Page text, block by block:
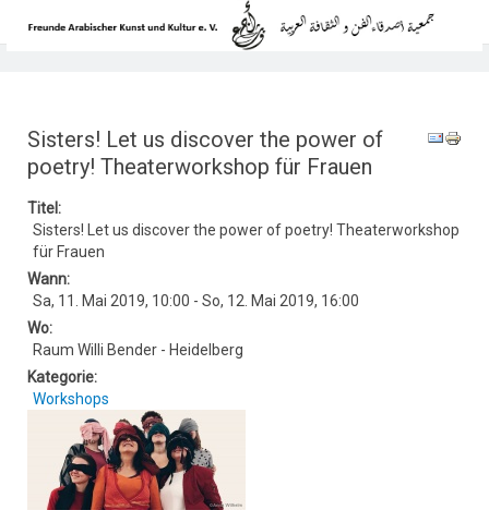
Sisters! Let us discover the power of
poetry! Theaterworkshop für Frauen
Titel:
Sisters! Let us discover the power of poetry! Theaterworkshop
für Frauen
Wann:
Sa, 11. Mai 2019, 10:00 - So, 12. Mai 2019, 16:00
Wo:
Raum Willi Bender - Heidelberg
Kategorie:
Workshops